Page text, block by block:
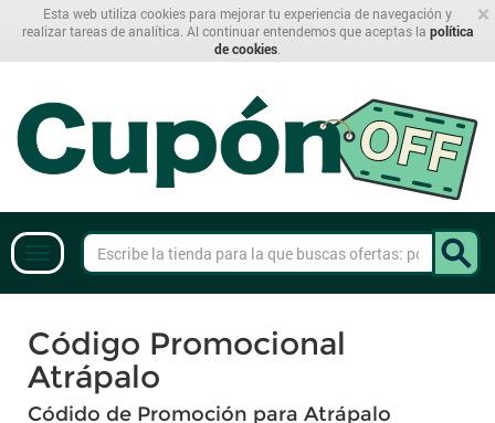
×
Esta web utiliza cookies para mejorar tu experiencia de navegación y
realizar tareas de analítica. Al continuar entendemos que aceptas la política
de cookies
Código Promocional
Atrápalo
Códido de Promoción para Atrápalo